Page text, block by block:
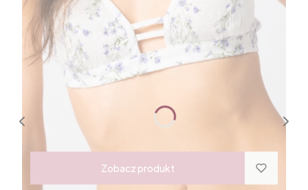
Zobacz produkt